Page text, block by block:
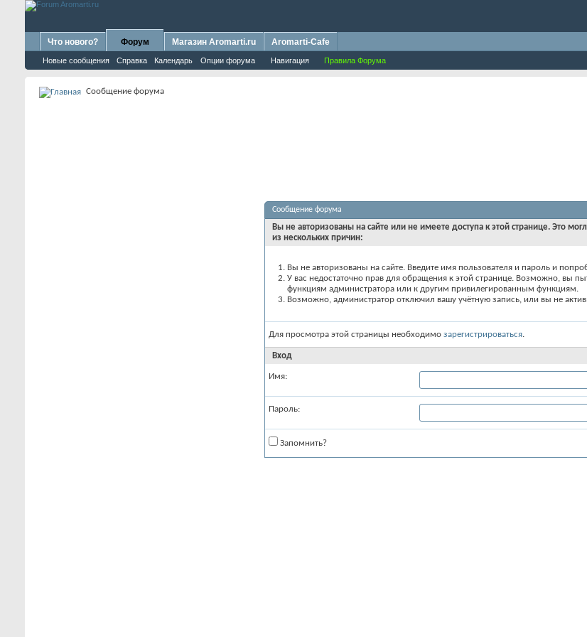
Что нового? Форум
Новые сообщения Справка Календарь Опции форума Навигация Правила Форума
Магазин Aromarti.ru Aromarti-Cafe
Сообщение форума
Сообщение форума
Вы не авторизованы на сайте или не имеете доступа к этой странице. Это
из нескольких причин:
Вы не авторизованы на сайте. Введите имя пользователя и пароль и
У вас недостаточно прав для обращения к этой странице. Возможно, вы
функциям администратора или к другим привилегированным функциям.
Возможно, администратор отключил вашу учётную запись, или вы не
Для просмотра этой страницы необходимо зарегистрироваться.
Вход
Имя:
Пароль:
Запомнить?